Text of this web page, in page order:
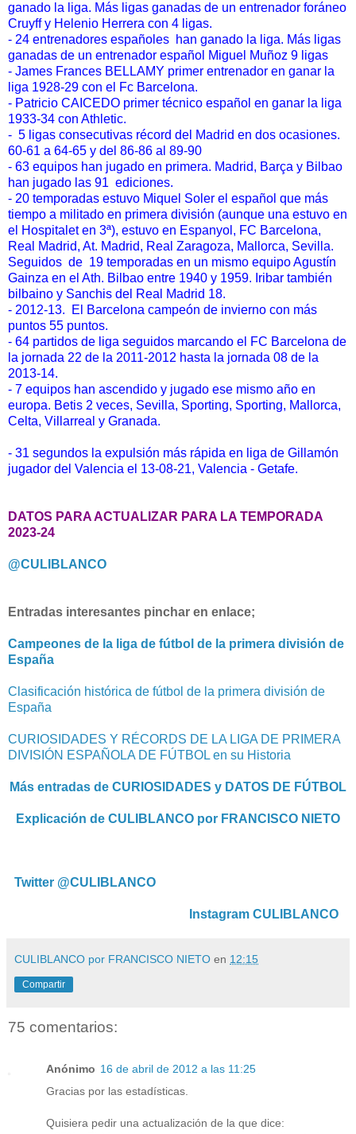
ganado la liga. Más ligas ganadas de un entrenador foráneo
Cruyff y Helenio Herrera con 4 ligas.
- 24 entrenadores españoles han ganado la liga. Más ligas
ganadas de un entrenador español Miguel Muñoz 9 ligas
- James Frances BELLAMY primer entrenador en ganar la
liga 1928-29 con el Fc Barcelona.
- Patricio CAICEDO primer técnico español en ganar la liga
1933-34 con Athletic.
- 5 ligas consecutivas récord del Madrid en dos ocasiones.
60-61 a 64-65 y del 86-86 al 89-90
- 63 equipos han jugado en primera. Madrid, Barça y Bilbao
han jugado las 91 ediciones.
- 20 temporadas estuvo Miquel Soler el español que más
tiempo a militado en primera división (aunque una estuvo en
el Hospitalet en 3ª), estuvo en Espanyol, FC Barcelona,
Real Madrid, At. Madrid, Real Zaragoza, Mallorca, Sevilla.
Seguidos de 19 temporadas en un mismo equipo Agustín
Gainza en el Ath. Bilbao entre 1940 y 1959. Iribar también
bilbaino y Sanchis del Real Madrid 18.
- 2012-13. El Barcelona campeón de invierno con más
puntos 55 puntos.
- 64 partidos de liga seguidos marcando el FC Barcelona de
la jornada 22 de la 2011-2012 hasta la jornada 08 de la
2013-14.
- 7 equipos han ascendido y jugado ese mismo año en
europa. Betis 2 veces, Sevilla, Sporting, Sporting, Mallorca,
Celta, Villarreal y Granada.
- 31 segundos la expulsión más rápida en liga de Gillamón
jugador del Valencia el 13-08-21, Valencia - Getafe.
DATOS PARA ACTUALIZAR PARA LA TEMPORADA
2023-24
@CULIBLANCO
Entradas interesantes pinchar en enlace;
Campeones de la liga de fútbol de la primera división de
España
Clasificación histórica de fútbol de la primera división de
España
CURIOSIDADES Y RÉCORDS DE LA LIGA DE PRIMERA
DIVISIÓN ESPAÑOLA DE FÚTBOL en su Historia
Más entradas de CURIOSIDADES y DATOS DE FÚTBOL
Explicación de CULIBLANCO por FRANCISCO NIETO
Twitter @CULIBLANCO
Instagram CULIBLANCO
CULIBLANCO por FRANCISCO NIETO en 12:15
Compartir
75 comentarios:
Anónimo 16 de abril de 2012 a las 11:25
Gracias por las estadísticas.
Quisiera pedir una actualización de la que dice: